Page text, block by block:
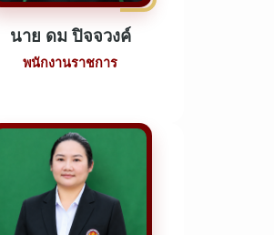
นาย ดม ปิจจวงค์
พนักงานราชการ